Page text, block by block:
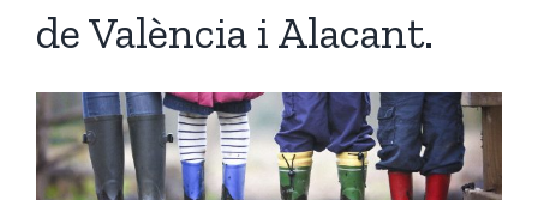
de València i Alacant.